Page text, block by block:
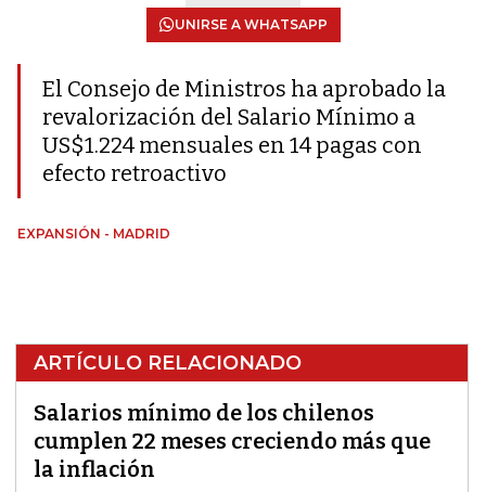
UNIRSE A WHATSAPP
El Consejo de Ministros ha aprobado la
revalorización del Salario Mínimo a
US$1.224 mensuales en 14 pagas con
efecto retroactivo
EXPANSIÓN - MADRID
ARTÍCULO RELACIONADO
Salarios mínimo de los chilenos
cumplen 22 meses creciendo más que
la inflación